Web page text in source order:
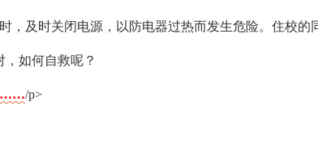
，及时关闭电源，以防电器过热而发生危险。住校的
如何自救呢？
……/p>